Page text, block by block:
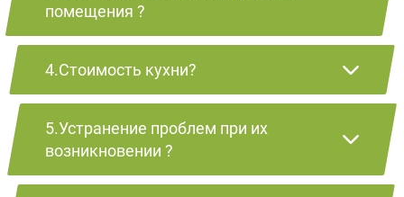
помещения ?
4.Стоимость кухни?
5.Устранение проблем при их
возникновении ?